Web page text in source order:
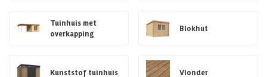
Tuinhuis met
overkapping
Blokhut
Kunststof tuinhuis Vlonder